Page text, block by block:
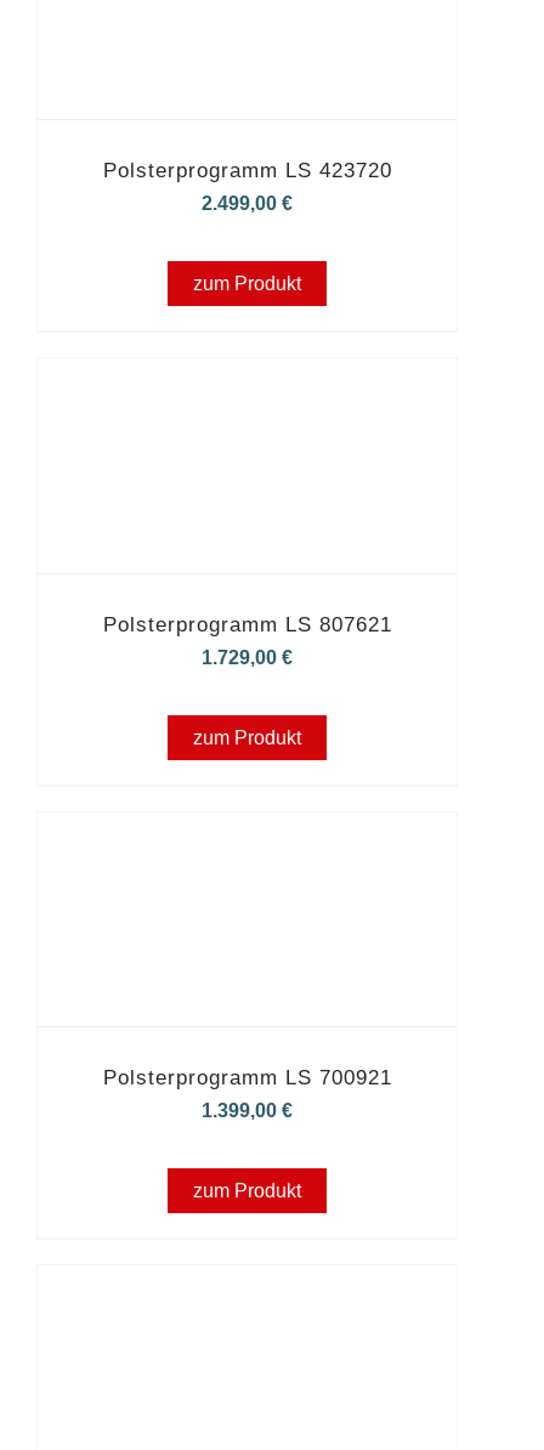
Polsterprogramm LS 423720
2.499,00€
zum Produkt
Polsterprogramm LS 807621
1.729,00€
zum Produkt
Polsterprogramm LS 700921
1.399,00€
zum Produkt